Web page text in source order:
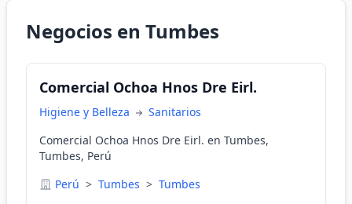
Negocios en Tumbes
Comercial Ochoa Hnos Dre Eirl.
Higiene y Belleza
Sanitarios
Comercial Ochoa Hnos Dre Eirl. en Tumbes,
Tumbes, Perú
Perú > Tumbes > Tumbes